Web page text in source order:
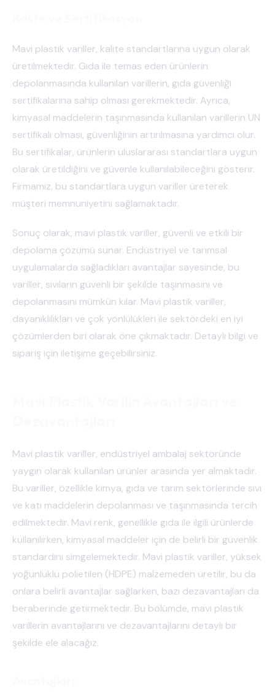
Mavi plastik variller, kalite standartlarına uygun olarak
üretilmektedir. Gıda ile temas eden ürünlerin
depolanmasında kullanılan varillerin, gıda güvenliği
sertifikalarına sahip olması gerekmektedir. Ayrıca,
kimyasal maddelerin taşınmasında kullanılan varillerin UN
sertifikalı olması, güvenliğinin artırılmasına yardımcı olur.
Bu sertifikalar, ürünlerin uluslararası standartlara uygun
olarak üretildiğini ve güvenle kullanılabileceğini gösterir.
Firmamız, bu standartlara uygun variller üreterek
müşteri memnuniyetini sağlamaktadır.
Sonuç olarak, mavi plastik variller, güvenli ve etkili bir
depolama çözümü sunar. Endüstriyel ve tarımsal
uygulamalarda sağladıkları avantajlar sayesinde, bu
variller, sıvıların güvenli bir şekilde taşınmasını ve
depolanmasını mümkün kılar. Mavi plastik variller,
dayanıklılıkları ve çok yönlülükleri ile sektördeki en iyi
çözümlerden biri olarak öne çıkmaktadır. Detaylı bilgi ve
sipariş için iletişime geçebilirsiniz.
Mavi plastik variller, endüstriyel ambalaj sektöründe
yaygın olarak kullanılan ürünler arasında yer almaktadır.
Bu variller, özellikle kimya, gıda ve tarım sektörlerinde sıvı
ve katı maddelerin depolanması ve taşınmasında tercih
edilmektedir. Mavi renk, genellikle gıda ile ilgili ürünlerde
kullanılırken, kimyasal maddeler için de belirli bir güvenlik
standardını simgelemektedir. Mavi plastik variller, yüksek
yoğunluklu polietilen (HDPE) malzemeden üretilir, bu da
onlara belirli avantajlar sağlarken, bazı dezavantajları da
beraberinde getirmektedir. Bu bölümde, mavi plastik
varillerin avantajlarını ve dezavantajlarını detaylı bir
şekilde ele alacağız.